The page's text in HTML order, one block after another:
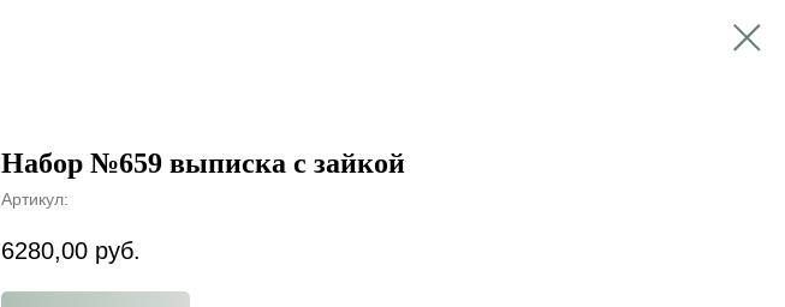
Набор №659 выписка с зайкой
Артикул:
6280,00 руб.